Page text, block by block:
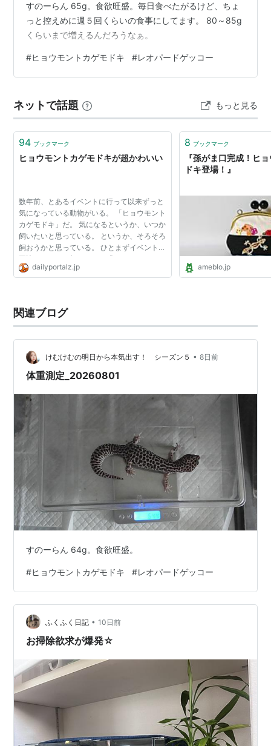
すのーらん 65g。食欲旺盛。毎日食べたがるけど、ちょ
っと控えめに週５回くらいの食事にしてます。 80～85g
くらいまで増えるんだろうなぁ。
#ヒョウモントカゲモドキ #レオパードゲッコー
ネットで話題 もっと見る
94 ブックマーク
ヒョウモントカゲモドキが超かわいい
数年前、とあるイベントに行って以来ずっと
気になっている動物がいる。 「ヒョウモント
カゲモドキ」だ。 気になるというか、いつか
飼いたいと思っている。 というか、そろそろ
飼おうかと思っている。 ひとまずイベントを
再訪して、あの超かわいい「ヒョウモントカ
ゲモドキ」をもう一度見てこよう。 （今回は
dailyportalz.jp
8 ブックマーク
『孫がま口完成！ヒ
ドキ登場！』
ameblo.jp
関連ブログ
けむけむの明日から本気出す！ シーズン５ • 8日前
体重測定_20260801
すのーらん 64g。食欲旺盛。
#ヒョウモントカゲモドキ #レオパードゲッコー
ふくふく日記 • 10日前
お掃除欲求が爆発☆